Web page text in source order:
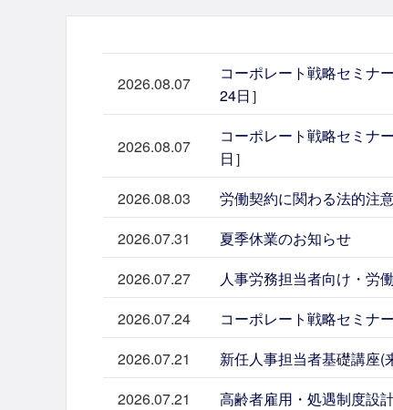
2026.08.07
コーポレート戦略セミナ
24日］
2026.08.07
コーポレート戦略セミナ
日］
2026.08.03
労働契約に関わる法的注
2026.07.31
夏季休業のお知らせ
2026.07.27
人事労務担当者向け・労
2026.07.24
コーポレート戦略セミナ
2026.07.21
新任人事担当者基礎講座(
2026.07.21
高齢者雇用・処遇制度設